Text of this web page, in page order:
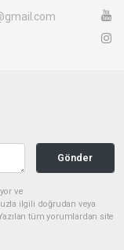
Gönder
ve
ilgili doğrudan veya
tüm yorumlardan site